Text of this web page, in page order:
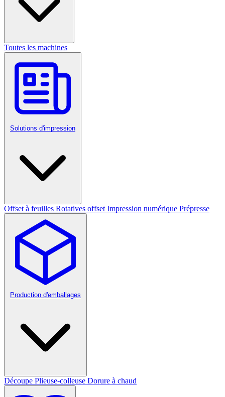
Toutes les machines
Solutions d'impression
Offset à feuilles Rotatives offset Impression numérique Prépresse
Production d'emballages
Découpe Plieuse-colleuse Dorure à chaud